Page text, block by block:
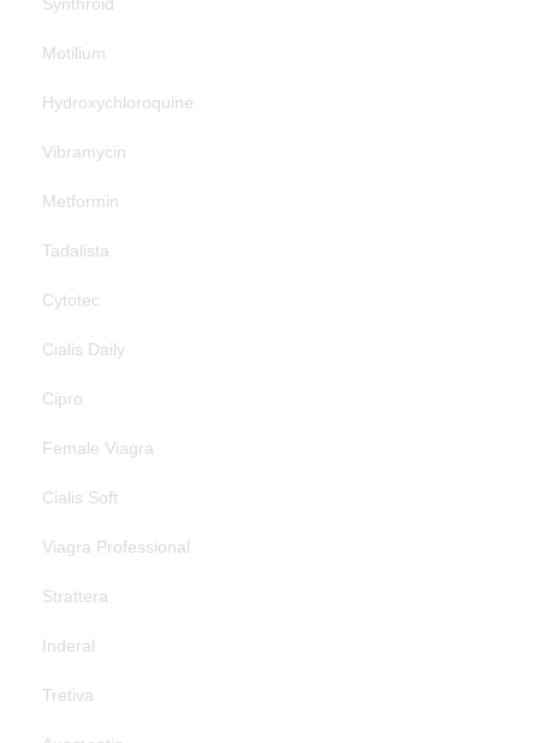
Motilium
Hydroxychloroquine
Vibramycin
Metformin
Tadalista
Cytotec
Cialis Daily
Cipro
Female Viagra
Cialis Soft
Viagra Professional
Strattera
Inderal
Tretiva